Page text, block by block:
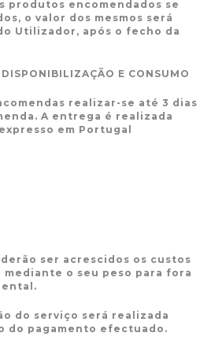
produtos encomendados se
o valor dos mesmos será
Utilizador, após o fecho da
E CONSUMO
realizar-se até 3 dias
A entrega é realizada
em Portugal
ser acrescidos os custos
o seu peso para fora
do serviço será realizada
do pagamento efectuado.